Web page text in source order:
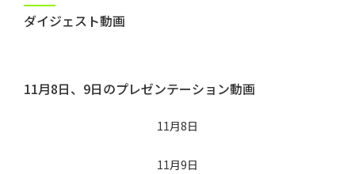
ダイジェスト動画
11月8日、9日のプレゼンテーション動画
11月8日
11月9日